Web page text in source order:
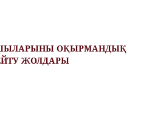
ОҚЫРМАНДЫҚ
ЖОЛДАРЫ